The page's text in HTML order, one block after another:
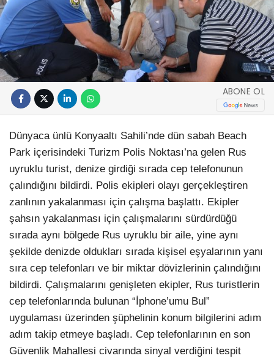
ABONE OL
Dünyaca ünlü Konyaaltı Sahili’nde dün sabah Beach
Park içerisindeki Turizm Polis Noktası’na gelen Rus
uyruklu turist, denize girdiği sırada cep telefonunun
çalındığını bildirdi. Polis ekipleri olayı gerçekleştiren
zanlının yakalanması için çalışma başlattı. Ekipler
şahsın yakalanması için çalışmalarını sürdürdüğü
sırada aynı bölgede Rus uyruklu bir aile, yine aynı
şekilde denizde oldukları sırada kişisel eşyalarının yanı
sıra cep telefonları ve bir miktar dövizlerinin çalındığını
bildirdi. Çalışmalarını genişleten ekipler, Rus turistlerin
cep telefonlarında bulunan “İphone’umu Bul”
uygulaması üzerinden şüphelinin konum bilgilerini adım
adım takip etmeye başladı. Cep telefonlarının en son
Güvenlik Mahallesi civarında sinyal verdiğini tespit